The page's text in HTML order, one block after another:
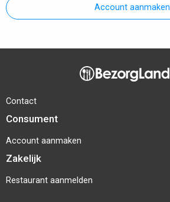
Account aanmaken
Contact
Consument
Account aanmaken
Zakelijk
Restaurant aanmelden